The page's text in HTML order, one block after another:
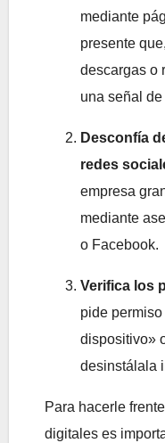
mediante
presente
descargas o
una señal de
Desconfía
redes
empresa
mediante
o Facebook.
Verifica los
pide permiso
dispositivo»
desinstálala
Para hacerle
digitales es